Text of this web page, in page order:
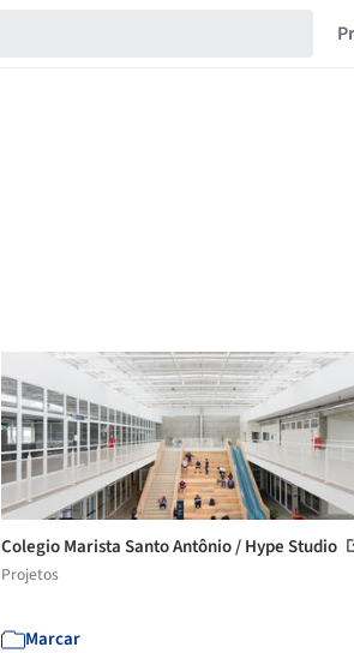
Colegio Marista Santo Antônio / Hype Studio
Projetos
Marcar